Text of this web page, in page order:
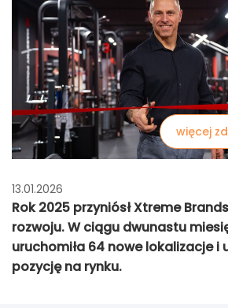
więcej
13.01.2026
Rok 2025 przyniósł Xtreme
rozwoju. W ciągu dwunastu
uruchomiła 64 nowe lokalizacje i
pozycję na rynku.